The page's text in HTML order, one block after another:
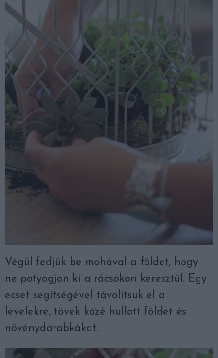
Végül fedjük be mohával a földet, hogy
ne potyogjon ki a rácsokon keresztül. Egy
ecset segítségével távolítsuk el a
levelekre, tövek közé hullott földet és
növénydarabkákat.